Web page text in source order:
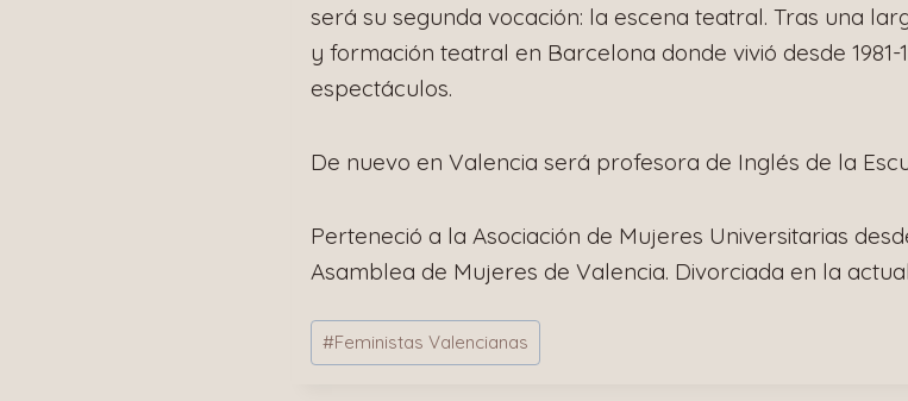
será su segunda vocación: la escena teatral. Tras una
y formación teatral en Barcelona donde vivió desde 1981-
espectáculos.
De nuevo en Valencia será profesora de Inglés de la
Perteneció a la Asociación de Mujeres Universitarias
Asamblea de Mujeres de Valencia. Divorciada en la
Etiquetas
de
#Feministas Valencianas